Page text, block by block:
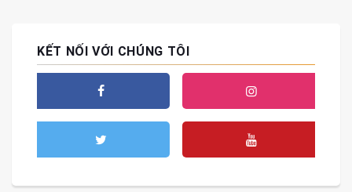
KẾT NỐI VỚI CHÚNG TÔI